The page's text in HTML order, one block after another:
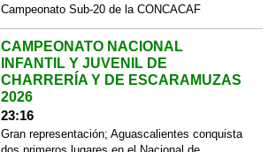
Campeonato Sub-20 de la CONCACAF
CAMPEONATO NACIONAL
INFANTIL Y JUVENIL DE
CHARRERÍA Y DE ESCARAMUZAS
2026
23:16
Gran representación; Aguascalientes conquista